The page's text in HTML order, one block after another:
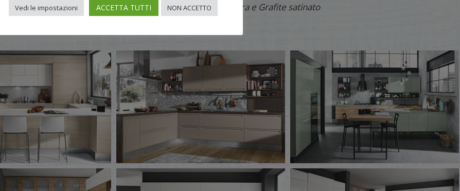
miele, bianco ghiaccio, Tè verde, Bianco satinato, Grigio pietra e Grafite satinato
Vedi le impostazioni ACCETTA TUTTI NON ACCETTO